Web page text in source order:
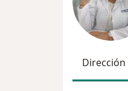
Dirección